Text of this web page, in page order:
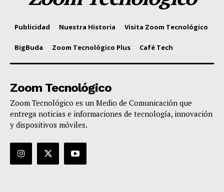
Publicidad Nuestra Historia Visita Zoom Tecnológico
BigBuda Zoom Tecnológico Plus Café Tech
Zoom Tecnológico
Zoom Tecnológico es un Medio de Comunicación que
entrega noticias e informaciones de tecnología, innovación
y dispositivos móviles.